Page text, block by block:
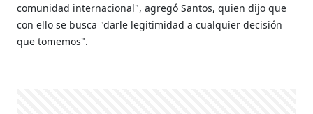
comunidad internacional", agregó Santos, quien dijo que
con ello se busca "darle legitimidad a cualquier decisión
que tomemos".